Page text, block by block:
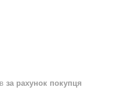
за рахунок покупця